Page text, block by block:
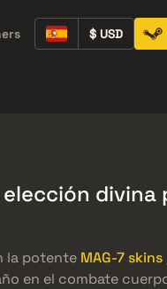
$ USD
elección divina
la potente MAG-7 skins
en el combate